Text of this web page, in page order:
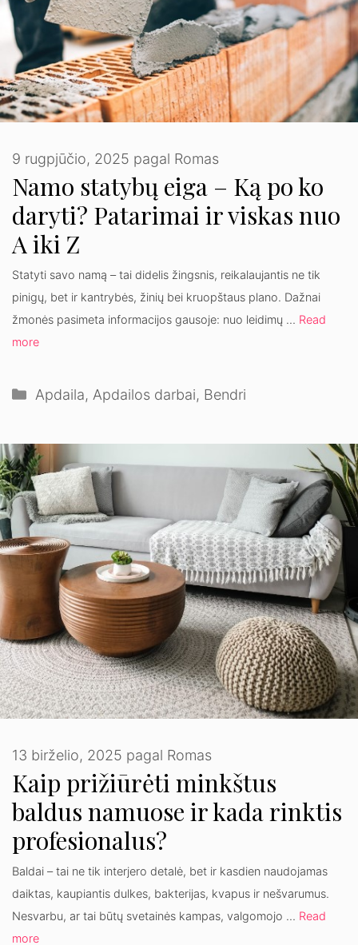
Namo statybų eiga – Ką po ko
daryti? Patarimai ir viskas nuo
A iki Z
9 rugpjūčio, 2025 pagal Romas
Statyti savo namą – tai didelis žingsnis, reikalaujantis ne tik
pinigų, bet ir kantrybės, žinių bei kruopštaus plano. Dažnai
žmonės pasimeta informacijos gausoje: nuo leidimų … Read
more
Kategorijos
Apdaila, Apdailos darbai, Bendri
Kaip prižiūrėti minkštus
baldus namuose ir kada rinktis
profesionalus?
13 birželio, 2025 pagal Romas
Baldai – tai ne tik interjero detalė, bet ir kasdien naudojamas
daiktas, kaupiantis dulkes, bakterijas, kvapus ir nešvarumus.
Nesvarbu, ar tai būtų svetainės kampas, valgomojo … Read
more